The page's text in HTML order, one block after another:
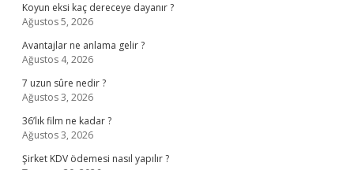
Koyun eksi kaç dereceye dayanır ?
Ağustos 5, 2026
Avantajlar ne anlama gelir ?
Ağustos 4, 2026
7 uzun sûre nedir ?
Ağustos 3, 2026
36’lık film ne kadar ?
Ağustos 3, 2026
Şirket KDV ödemesi nasıl yapılır ?